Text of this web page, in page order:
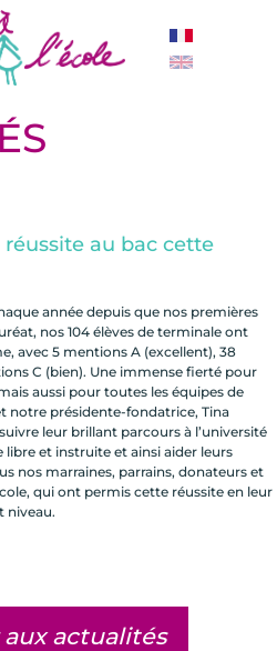
réussite au bac cette
année depuis que nos premières
nos 104 élèves de terminale ont
avec 5 mentions A (excellent), 38
C (bien). Une immense fierté pour
aussi pour toutes les équipes de
notre présidente-fondatrice, Tina
leur brillant parcours à l’université
et instruite et ainsi aider leurs
nos marraines, parrains, donateurs et
qui ont permis cette réussite en leur
niveau.
actualités